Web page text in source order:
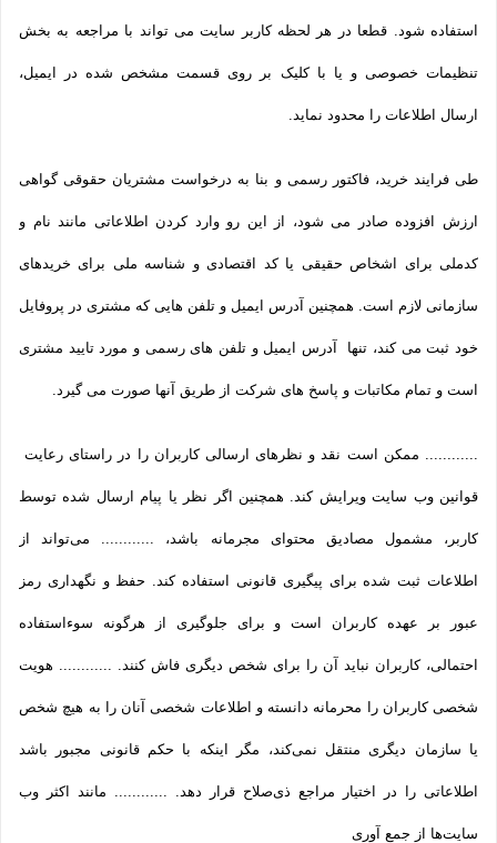
استفاده شود. قطعا در هر لحظه کاربر سایت می تواند با مراجعه به بخش
تنظیمات خصوصی و یا با کلیک بر روی قسمت مشخص شده در ایمیل،
ارسال اطلاعات را محدود نماید.
طی فرایند خرید، فاکتور رسمی و بنا به درخواست مشتریان حقوقی گواهی
ارزش افزوده صادر می شود، از این رو وارد کردن اطلاعاتی مانند نام و
کدملی برای اشخاص حقیقی یا کد اقتصادی و شناسه ملی برای خریدهای
سازمانی لازم است. همچنین آدرس ایمیل و تلفن هایی که مشتری در پروفایل
خود ثبت می­ کند، تنها آدرس ایمیل و تلفن­ های رسمی و مورد تایید مشتری
است و تمام مکاتبات و پاسخ های شرکت از طریق آنها صورت می گیرد.
............ ممکن است نقد و نظرهای ارسالی کاربران را در راستای رعایت
قوانین وب سایت ویرایش کند. همچنین اگر نظر یا پیام ارسال شده توسط
کاربر، مشمول مصادیق محتوای مجرمانه باشد، ............ می‌تواند از
اطلاعات ثبت شده برای پیگیری قانونی استفاده کند. حفظ و نگهداری رمز
عبور بر عهده کاربران است و برای جلوگیری از هرگونه سوءاستفاده
احتمالی، کاربران نباید آن را برای شخص دیگری فاش کنند. ............ هویت
شخصی کاربران را محرمانه دانسته و اطلاعات شخصی آنان را به هیچ شخص
یا سازمان دیگری منتقل نمی‌کند، مگر اینکه با حکم قانونی مجبور باشد
اطلاعاتی را در اختیار مراجع ذی‌صلاح قرار دهد. ............ مانند اکثر وب
سایت‌ها از جمع آوری